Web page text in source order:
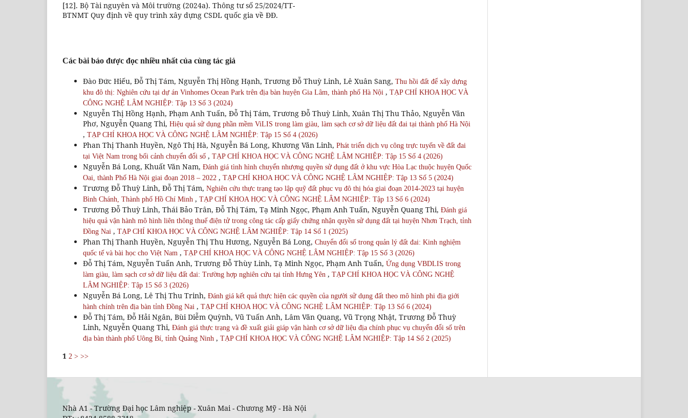
[12]. Bộ Tài nguyên và Môi trường (2024a). Thông tư số 25/2024/TT-
BTNMT Quy định về quy trình xây dựng CSDL quốc gia về ĐĐ.
Các bài báo được đọc nhiều nhất của cùng tác giả
Đào Đức Hiếu, Đỗ Thị Tám, Nguyễn Thị Hồng Hạnh, Trương Đỗ Thuỳ Linh, Lê Xuân Sang, Thu hồi đất để xây dựng
khu đô thị: Nghiên cứu tại dự án Vinhomes Ocean Park trên địa bàn huyện Gia Lâm, thành phố Hà Nội , TẠP CHÍ KHOA HỌC VÀ
CÔNG NGHỆ LÂM NGHIỆP: Tập 13 Số 3 (2024)
Nguyễn Thị Hồng Hạnh, Phạm Anh Tuấn, Đỗ Thị Tám, Trương Đỗ Thuỳ Linh, Xuân Thị Thu Thảo, Nguyễn Văn
Phơ, Nguyễn Quang Thi, Hiệu quả sử dụng phần mềm ViLIS trong làm giàu, làm sạch cơ sở dữ liệu đất đai tại thành phố Hà Nội
, TẠP CHÍ KHOA HỌC VÀ CÔNG NGHỆ LÂM NGHIỆP: Tập 15 Số 4 (2026)
Phan Thị Thanh Huyền, Ngô Thị Hà, Nguyễn Bá Long, Khương Văn Linh, Phát triển dịch vụ công trực tuyến về đất đai
tại Việt Nam trong bối cảnh chuyển đổi số , TẠP CHÍ KHOA HỌC VÀ CÔNG NGHỆ LÂM NGHIỆP: Tập 15 Số 4 (2026)
Nguyễn Bá Long, Khuất Văn Nam, Đánh giá tình hình chuyển nhượng quyền sử dụng đất ở khu vực Hòa Lạc thuộc huyện Quốc
Oai, thành Phố Hà Nội giai đoạn 2018 – 2022 , TẠP CHÍ KHOA HỌC VÀ CÔNG NGHỆ LÂM NGHIỆP: Tập 13 Số 5 (2024)
Trương Đỗ Thuỳ Linh, Đỗ Thị Tám, Nghiên cứu thực trạng tạo lập quỹ đất phục vụ đô thị hóa giai đoạn 2014-2023 tại huyện
Bình Chánh, Thành phố Hồ Chí Minh , TẠP CHÍ KHOA HỌC VÀ CÔNG NGHỆ LÂM NGHIỆP: Tập 13 Số 6 (2024)
Trương Đỗ Thuỳ Linh, Thái Bảo Trân, Đỗ Thị Tám, Tạ Minh Ngọc, Phạm Anh Tuấn, Nguyễn Quang Thi, Đánh giá
hiệu quả vận hành mô hình liên thông thuế điện tử trong công tác cấp giấy chứng nhận quyền sử dụng đất tại huyện Nhơn Trạch, tỉnh
Đồng Nai , TẠP CHÍ KHOA HỌC VÀ CÔNG NGHỆ LÂM NGHIỆP: Tập 14 Số 1 (2025)
Phan Thị Thanh Huyền, Nguyễn Thị Thu Hương, Nguyễn Bá Long, Chuyển đổi số trong quản lý đất đai: Kinh nghiệm
quốc tế và bài học cho Việt Nam , TẠP CHÍ KHOA HỌC VÀ CÔNG NGHỆ LÂM NGHIỆP: Tập 15 Số 3 (2026)
Đỗ Thị Tám, Nguyễn Tuấn Anh, Trương Đỗ Thùy Linh, Tạ Minh Ngọc, Phạm Anh Tuấn, Ứng dụng VBDLIS trong
làm giàu, làm sạch cơ sở dữ liệu đất đai: Trường hợp nghiên cứu tại tỉnh Hưng Yên , TẠP CHÍ KHOA HỌC VÀ CÔNG NGHỆ
LÂM NGHIỆP: Tập 15 Số 3 (2026)
Nguyễn Bá Long, Lê Thị Thu Trinh, Đánh giá kết quả thực hiện các quyền của người sử dụng đất theo mô hình phi địa giới
hành chính trên địa bàn tỉnh Đồng Nai , TẠP CHÍ KHOA HỌC VÀ CÔNG NGHỆ LÂM NGHIỆP: Tập 13 Số 6 (2024)
Đỗ Thị Tám, Đỗ Hải Ngân, Bùi Diễm Quỳnh, Vũ Tuấn Anh, Lâm Văn Quang, Vũ Trọng Nhật, Trương Đỗ Thuỳ
Linh, Nguyễn Quang Thi, Đánh giá thực trạng và đề xuất giải giáp vận hành cơ sở dữ liệu địa chính phục vụ chuyển đổi số trên
địa bàn thành phố Uông Bí, tỉnh Quảng Ninh , TẠP CHÍ KHOA HỌC VÀ CÔNG NGHỆ LÂM NGHIỆP: Tập 14 Số 2 (2025)
1 2 > >>
Nhà A1 - Trường Đại học Lâm nghiệp - Xuân Mai - Chương Mỹ - Hà Nội